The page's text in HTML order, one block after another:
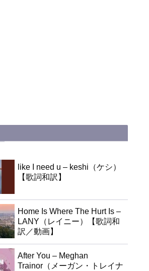
like I need u – keshi（ケシ）
【歌詞和訳】
Home Is Where The Hurt Is –
LANY（レイニー）【歌詞和
訳／動画】
After You – Meghan
Trainor（メーガン・トレイナ